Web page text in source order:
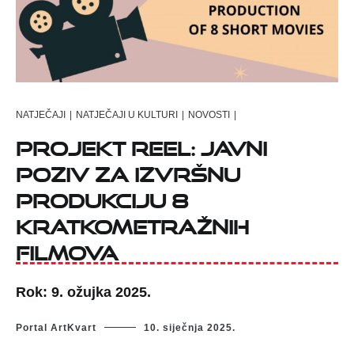
NATJEČAJI | NATJEČAJI U KULTURI | NOVOSTI |
Projekt REEL: javni
poziv za izvršnu
produkciju 8
kratkometražnih
filmova
Rok: 9. ožujka 2025.
Portal ArtKvart 10. siječnja 2025.